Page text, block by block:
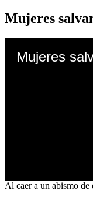
Mujeres
Mujeres
0
Al caer a un abismo de